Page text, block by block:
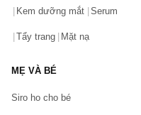
Hãy báo lỗi cho chúng
Kem dưỡng mắt Serum
Tẩy trang Mặt nạ
MẸ VÀ BÉ
Siro ho cho bé